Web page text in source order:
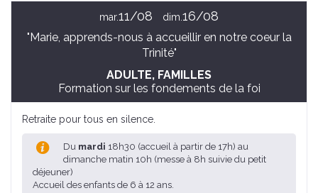
mar.11/08 dim. 16/08
"Marie, apprends-nous à accueillir en notre coeur la
Trinité"
ADULTE, FAMILLES
Formation sur les fondements de la foi
Retraite pour tous en silence.
Du mardi 18h30 (accueil à partir de 17h) au
dimanche matin 10h (messe à 8h suivie du petit
déjeuner)
Accueil des enfants de 6 à 12 ans.